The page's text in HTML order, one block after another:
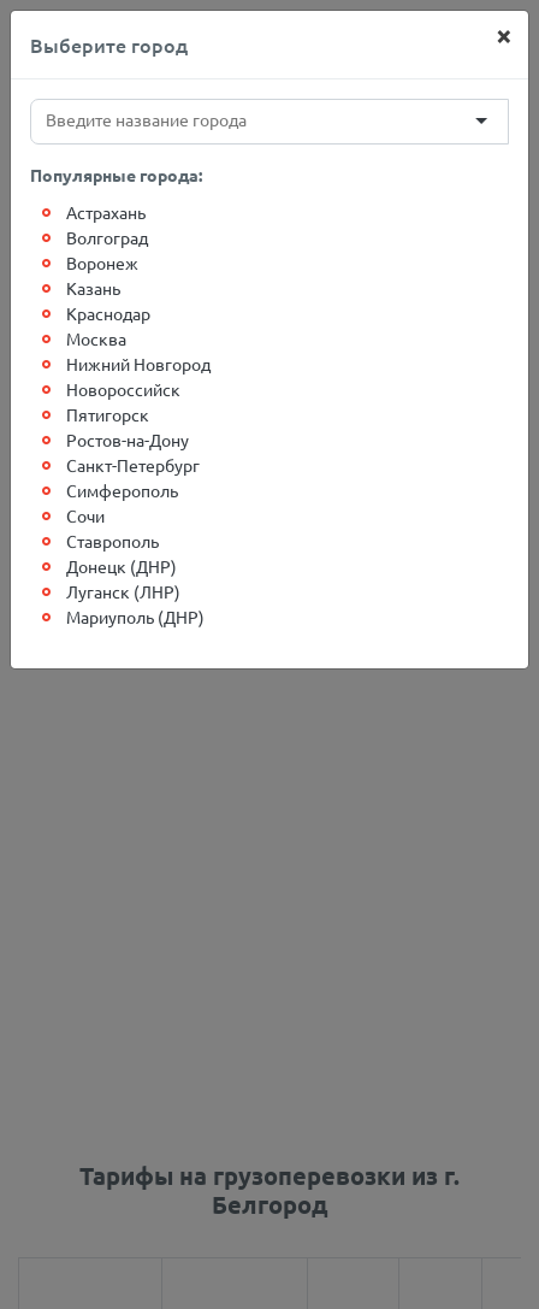
+7(812)767-20-27
Главная Адреса терминалов
Грузоперевозки в г.
Белгород
Тарифы на грузоперевозки из г.
Белгород
Выберите город ×
Популярные города:
Астрахань
Волгоград
Воронеж
Казань
Краснодар
Москва
Нижний Новгород
Новороссийск
Пятигорск
Ростов-на-Дону
Санкт-Петербург
Симферополь
Сочи
Ставрополь
Донецк (ДНР)
Луганск (ЛНР)
Мариуполь (ДНР)